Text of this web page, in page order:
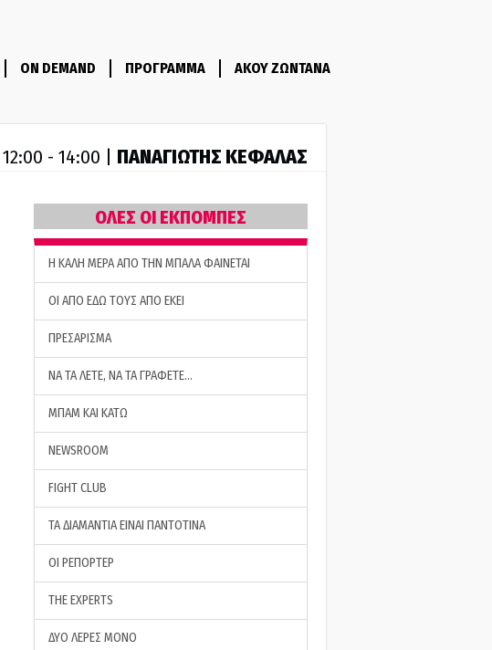
ON DEMAND ΠΡΟΓΡΑΜΜΑ ΑΚΟΥ ΖΩΝΤΑΝΑ
12:00 - 14:00 | ΠΑΝΑΓΙΩΤΗΣ ΚΕΦΑΛΑΣ
ΟΛΕΣ ΟΙ ΕΚΠΟΜΠΕΣ
H ΚΑΛΗ ΜΕΡΑ ΑΠΟ ΤΗΝ ΜΠΑΛΑ ΦΑΙΝΕΤΑΙ
ΟΙ ΑΠΟ ΕΔΩ ΤΟΥΣ ΑΠΟ ΕΚΕΙ
ΠΡΕΣΑΡΙΣΜΑ
ΝΑ ΤΑ ΛΕΤΕ, ΝΑ ΤΑ ΓΡΑΦΕΤΕ…
ΜΠΑΜ ΚΑΙ ΚΑΤΩ
NEWSROOM
FIGHT CLUB
ΤΑ ΔΙΑΜΑΝΤΙΑ ΕΙΝΑΙ ΠΑΝΤΟΤΙΝΑ
ΟΙ ΡΕΠΟΡΤΕΡ
THE EXPERTS
ΔΥΟ ΛΕΡΕΣ ΜΟΝΟ